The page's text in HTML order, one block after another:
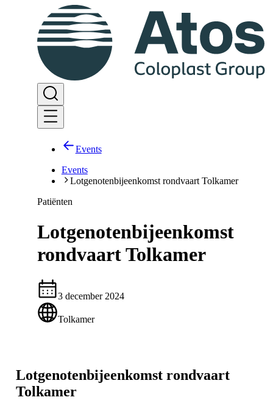
Events
Events
Lotgenotenbijeenkomst rondvaart Tolkamer
Patiënten
Lotgenotenbijeenkomst
rondvaart Tolkamer
3 december 2024
Tolkamer
Lotgenotenbijeenkomst rondvaart
Tolkamer